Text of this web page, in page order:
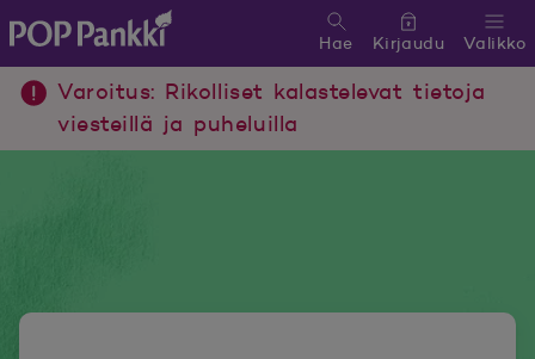
POP Pankki, etusivulle
Valikko
Hae Kirjaudu
Varoitus: Rikolliset kalastelevat tietoja
viesteillä ja puheluilla